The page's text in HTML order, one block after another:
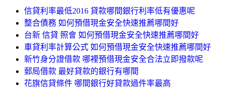
信貸利率最低2016 貸款哪間銀行利率低有優惠呢
整合債務 如何預借現金安全快速推薦哪間好
台新 信貸 照會 如何預借現金安全快速推薦哪間好
車貸利率計算公式 如何預借現金安全快速推薦哪間好
新竹身分證借款 哪裡預借現金安全合法立即撥款呢
郵局借款 最好貸款的銀行有哪間
花旗信貸條件 哪間銀行好貸款過件率最高